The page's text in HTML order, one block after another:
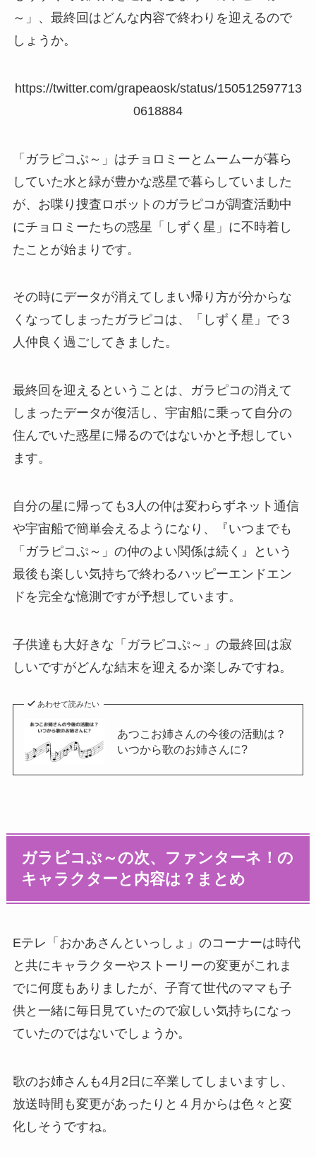
～」、最終回はどんな内容で終わりを迎えるので
しょうか。
https://twitter.com/grapeaosk/status/150512597713
0618884
「ガラピコぷ～」はチョロミーとムームーが暮ら
していた水と緑が豊かな惑星で暮らしていました
が、お喋り捜査ロボットのガラピコが調査活動中
にチョロミーたちの惑星「しずく星」に不時着し
たことが始まりです。
その時にデータが消えてしまい帰り方が分からな
くなってしまったガラピコは、「しずく星」で３
人仲良く過ごしてきました。
最終回を迎えるということは、ガラピコの消えて
しまったデータが復活し、宇宙船に乗って自分の
住んでいた惑星に帰るのではないかと予想してい
ます。
自分の星に帰っても3人の仲は変わらずネット通信
や宇宙船で簡単会えるようになり、『いつまでも
「ガラピコぷ～」の仲のよい関係は続く』という
最後も楽しい気持ちで終わるハッピーエンドエン
ドを完全な憶測ですが予想しています。
子供達も大好きな「ガラピコぷ～」の最終回は寂
しいですがどんな結末を迎えるか楽しみですね。
あわせて読みたい
あつこお姉さんの今後の活動は？
いつから歌のお姉さんに?
ガラピコぷ～の次、ファンターネ！の
キャラクターと内容は？まとめ
Eテレ「おかあさんといっしょ」のコーナーは時代
と共にキャラクターやストーリーの変更がこれま
でに何度もありましたが、子育て世代のママも子
供と一緒に毎日見ていたので寂しい気持ちになっ
ていたのではないでしょうか。
歌のお姉さんも4月2日に卒業してしまいますし、
放送時間も変更があったりと４月からは色々と変
化しそうですね。